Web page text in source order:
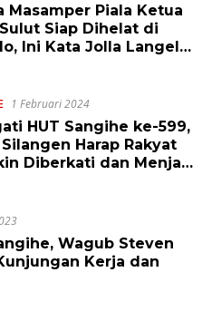
Masamper Piala Ketua
Sulut Siap Dihelat di
Ini Kata Jolla Langelo
1 Februari 2024
HUT Sangihe ke-599,
Harap Rakyat
Diberkati dan Menjadi
Wagub Steven
Kerja dan